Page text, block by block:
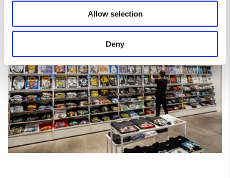
Allow selection
Deny